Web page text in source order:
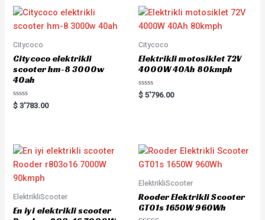
Citycoco
Citycoco elektrikli
scooter hm-8 3000w
40ah
Rated
0
$ 3'783.00
Citycoco
Elektrikli motosiklet 72V
4000W 40Ah 80kmph
Rated
0
$ 5'796.00
ElektrikliScooter
En iyi elektrikli scooter
ElektrikliScooter
Rooder Elektrikli Scooter
GT01s 1650W 960Wh